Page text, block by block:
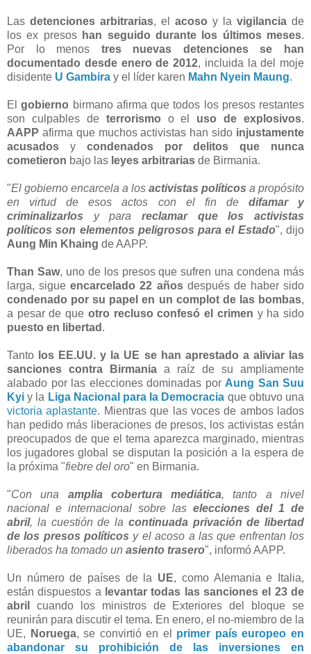
Las detenciones arbitrarias, el acoso y la vigilancia de
los ex presos han seguido durante los últimos meses.
Por lo menos tres nuevas detenciones se han
documentado desde enero de 2012, incluida la del moje
disidente U Gambira y el líder karen Mahn Nyein Maung.
Elgobierno birmano afirma que todos los presos restantes
son culpables de terrorismo o el uso de explosivos.
AAPP afirma que muchos activistas han sido injustamente
acusados ​​y condenados por delitos que nunca
cometieron bajo las leyes arbitrarias de Birmania.
"El gobierno encarcela a los activistas políticos a propósito
en virtud de esos actos con el fin de difamar y
criminalizarlos y para reclamar que los activistas
políticos son elementos peligrosos para el Estado", dijo
Aung Min Khaing de AAPP.
Than Saw, uno de los presos que sufren una condena más
larga, sigueencarcelado 22 añosdespués de haber sido
condenado por su papel en un complot de las bombas,
a pesar de que otro recluso confesó el crimen y ha sido
puesto en libertad .
Tanto los EE.UU. y la UE se han aprestado a aliviar las
sanciones contra Birmania a raíz de su ampliamente
alabado por las elecciones dominadas por Aung San Suu
Kyi y la Liga Nacional para la Democracia que obtuvo una
victoria aplastante. Mientras que las voces de ambos lados
han pedido más liberaciones de presos, los activistas están
preocupados de que el tema aparezca marginado, mientras
los jugadores global se disputan la posición a la espera de
la próxima "fiebre del oro" en Birmania.
"Con una amplia cobertura mediática, tanto a nivel
nacional e internacional sobre las elecciones del 1 de
abril, la cuestión de la continuada privación de libertad
de los presos políticos y el acoso a las que enfrentan los
liberados ha tomado un asiento trasero", informó AAPP.
Un número de países de la UE, como Alemania e Italia,
están dispuestos a levantar todas las sanciones el 23 de
abril
cuando los ministros de Exteriores del bloque se
reunirán para discutir el tema. En enero, el no-miembro de la
UE,
Noruega, se convirtió en el primer país europeo en
abandonar su prohibición de las inversiones en